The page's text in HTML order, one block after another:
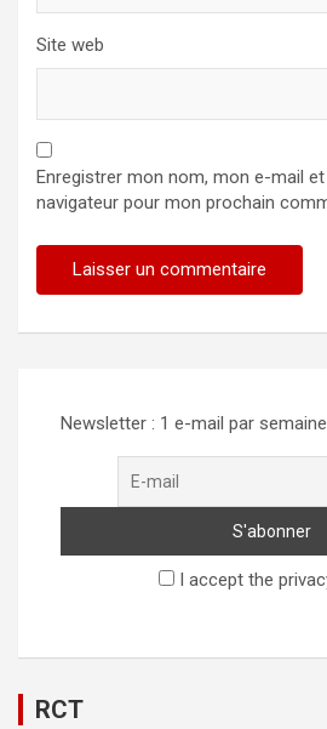
Site web
Enregistrer mon nom, mon e-mail
navigateur pour mon prochain
Newsletter : 1 e-mail par
I accept the
RCT